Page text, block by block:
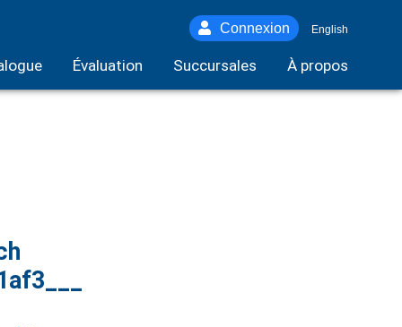
Connexion English
Évaluation Succursales À propos